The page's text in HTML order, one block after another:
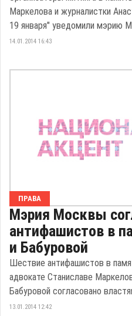
Маркелова и журналистки
19 января" уведомили мэрию
14.01.2014 16:43
ПРАВА
Мэрия Москвы
антифашистов в
и Бабуровой
Шествие антифашистов в
адвокате Станиславе
Бабуровой согласовано
13.01.2014 12:42